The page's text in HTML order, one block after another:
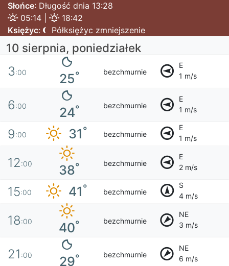
Słońce: Długość dnia 13:28
05:14 |
18:42
Księżyc: Półksiężyc zmniejszenie
10 sierpnia, poniedziałek
3:00 25° bezchmurnie
E
1 m/s
6:00 24° bezchmurnie
E
1 m/s
9:00 31° bezchmurnie
E
1 m/s
12:00 38° bezchmurnie
E
2 m/s
15:00 41° bezchmurnie
S
4 m/s
18:00 40° bezchmurnie
NE
3 m/s
21 :00 29° bezchmurnie
NE
6 m/s